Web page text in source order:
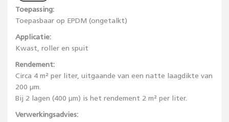
Toepassing:
Toepasbaar op EPDM (ongetalkt)
Applicatie:
Kwast, roller en spuit
Rendement:
Circa 4 m² per liter, uitgaande van een natte laagdikte van
200 µm.
Bij 2 lagen (400 µm) is het rendement 2 m² per liter.
Verwerkingsadvies: